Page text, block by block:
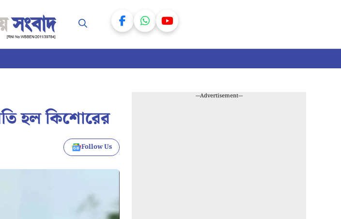
হল কিশোরের
Follow Us
---Advertisement---